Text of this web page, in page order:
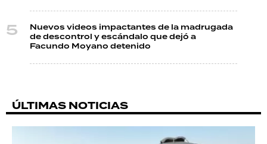
Nuevos videos impactantes de la madrugada
de descontrol y escándalo que dejó a
Facundo Moyano detenido
ÚLTIMAS NOTICIAS